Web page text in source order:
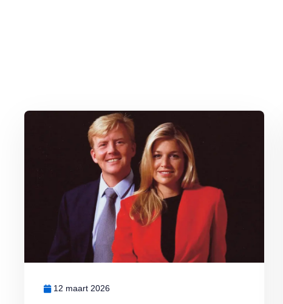
12 maart 2026
Lees meer over Hoe Máxima met één zin heel Nederland inpakte…